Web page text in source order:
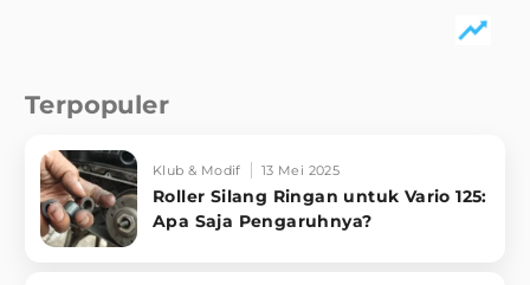
Terpopuler
Klub & Modif 13 Mei 2025
Roller Silang Ringan untuk Vario 125:
Apa Saja Pengaruhnya?